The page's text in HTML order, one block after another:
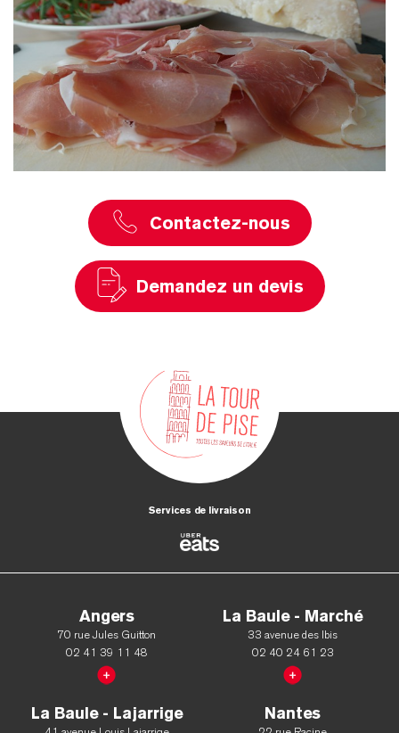
Contactez-nous
Demandez un devis
Services de livraison
Angers
70 rue Jules Guitton
02 41 39 11 48
La Baule - Marché
33 avenue des Ibis
02 40 24 61 23
La Baule - Lajarrige Nantes